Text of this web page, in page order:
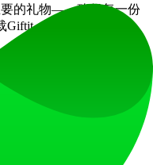
要的礼物——确保每一份
Giftit，开启更聪明的送
React